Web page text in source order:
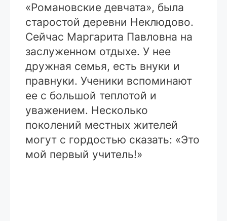
«Романовские девчата», была
старостой деревни Неклюдово.
Сейчас Маргарита Павловна на
заслуженном отдыхе. У нее
дружная семья, есть внуки и
правнуки. Ученики вспоминают
ее с большой теплотой и
уважением. Несколько
поколений местных жителей
могут с гордостью сказать: «Это
мой первый учитель!»